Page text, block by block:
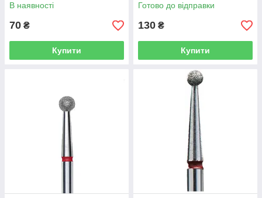
В наявності
70 ₴
Купити
Готово до відправки
130 ₴
Купити